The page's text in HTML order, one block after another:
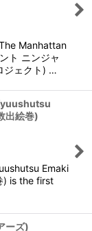
Manhattan
ト ニンジャ
ジェクト) …
出絵巻)
Emaki
) is the first
ーズ)